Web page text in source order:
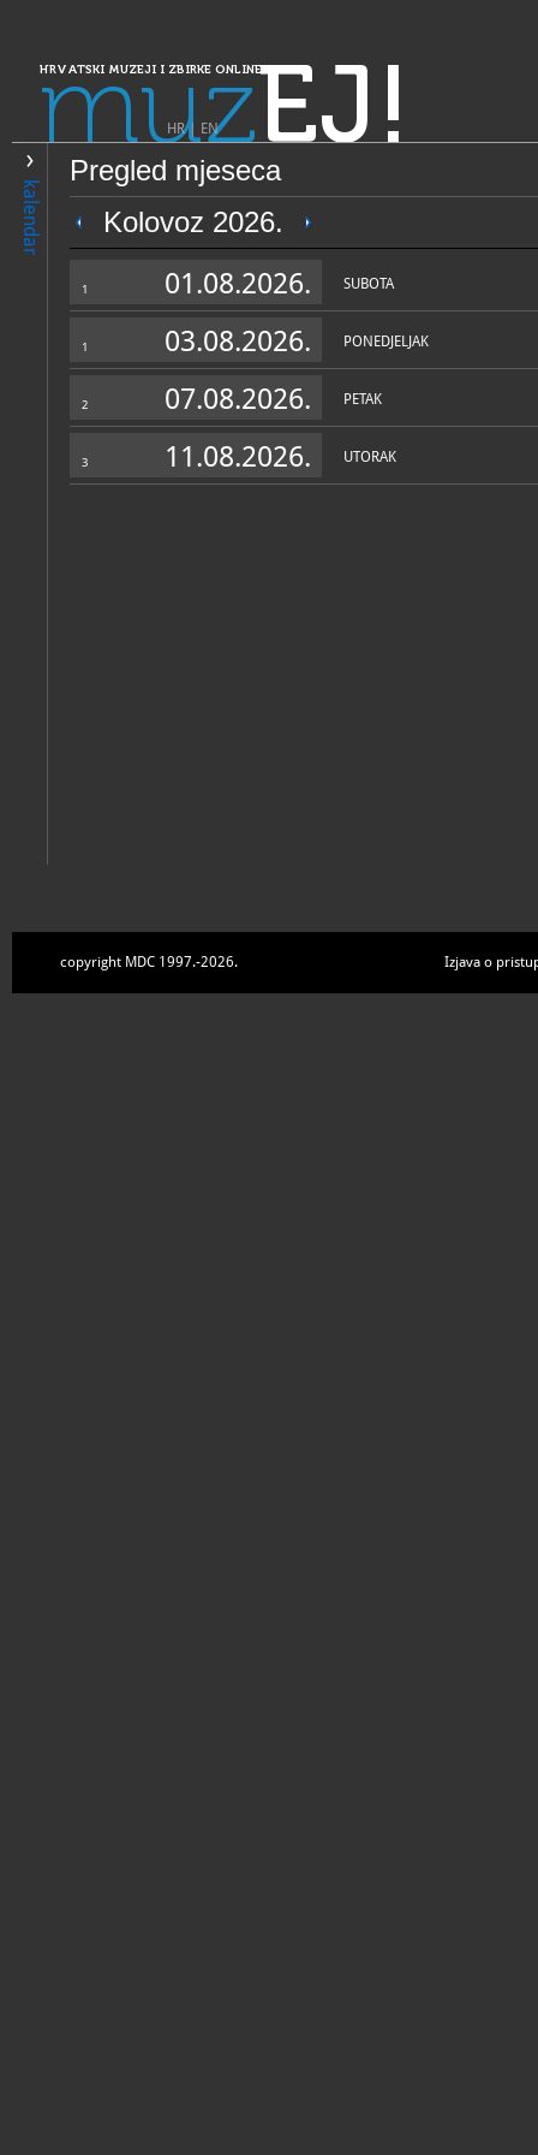
HRVATSKI MUZEJI I ZBIRKE ONLINE
muzEJ!
HR| EN
kalendar
Pregled mjeseca
Kolovoz 2026.
1 01.08.2026. SUBOTA
1 03.08.2026. PONEDJELJAK
2 07.08.2026. PETAK
3 11.08.2026. UTORAK
PRETRAŽIVANJE
Dalmacija
Muzeji Ivana Meštrovića -
Meštrović
OPĆI PODACI
copyright MDC 1997.-2026. Izjava o